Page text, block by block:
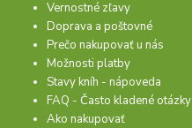
Vernostné zľavy
Doprava a poštovné
Prečo nakupovať u nás
Možnosti platby
Stavy kníh - nápoveda
FAQ - Často kladené otázky
Ako nakupovať